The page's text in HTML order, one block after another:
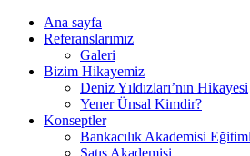
Ana sayfa
Referanslarımız
Galeri
Bizim Hikayemiz
Deniz Yıldızları’nın Hikayesi
Yener Ünsal Kimdir?
Konseptler
Bankacılık Akademisi
Satış Akademisi